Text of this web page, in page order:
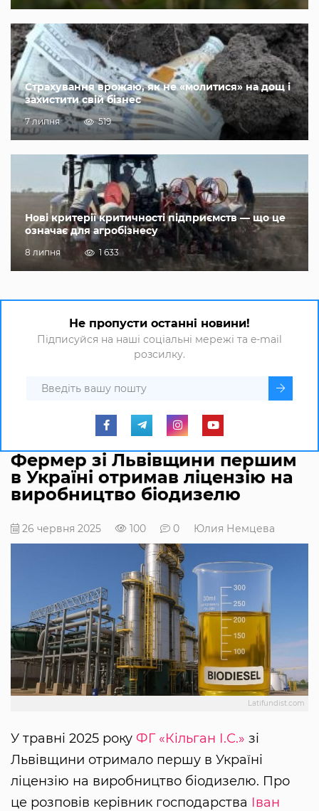
Страхування врожаю, як не «молитися» на дощ і
захистити свій бізнес
7 липня 519
Нові критерії критичності підприємств — що це
означає для агробізнесу
8 липня 1 633
Не пропусти останні новини!
Підписуйся на наші соціальні мережі та e-mail
розсилку.
Фермер зі Львівщини першим
в Україні отримав ліцензію на
виробництво біодизелю
26 червня 2025 100 0 Юлия Немцева
Latifundist.com
У травні 2025 року ФГ «Кільган І.С.» зі
Львівщини отримало першу в Україні
ліцензію на виробництво біодизелю. Про
це розповів керівник господарства Іван